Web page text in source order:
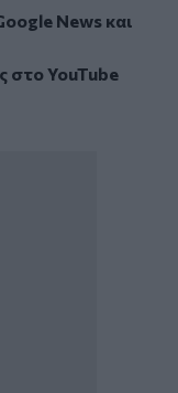
Newsκαι
στοYouTube